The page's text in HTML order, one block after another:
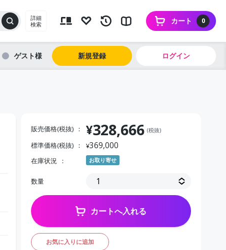
詳細
検索
0
カート
ゲスト 新規登録 ログイン
販売価格(税抜) ¥328,666 (税抜)
標準価格(税抜) ¥369,000
在庫状況 お取り寄せ
数量
カートへ入れる
お気に入りに追加